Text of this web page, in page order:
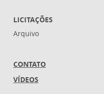
LICITAÇÕES
Arquivo
CONTATO
VÍDEOS